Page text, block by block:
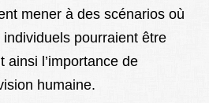
mener à des scénarios où
individuels pourraient être
ainsi l’importance de
humaine.